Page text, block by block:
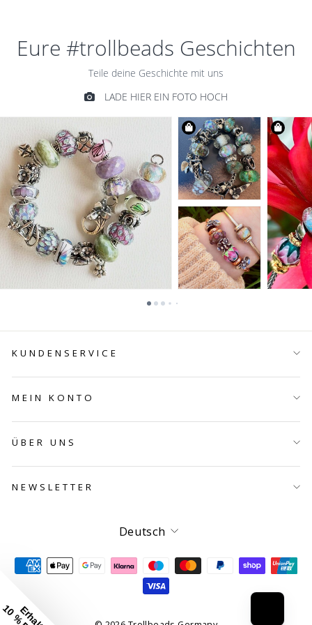
KUNDENSERVICE
MEIN KONTO
ÜBER UNS
NEWSLETTER
Sprache
Deutsch